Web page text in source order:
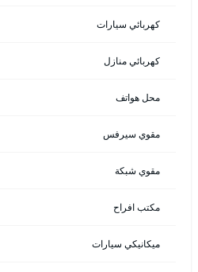
كهربائي سيارات
كهربائي منازل
محل هواتف
مقوي سيرفس
مقوي شبكة
مكتب افراح
ميكانيكي سيارات